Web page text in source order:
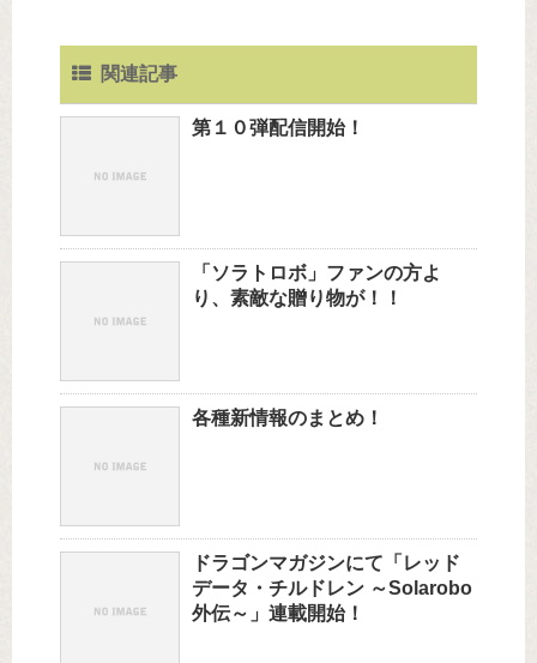
関連記事
第１０弾配信開始！
「ソラトロボ」ファンの方よ
り、素敵な贈り物が！！
各種新情報のまとめ！
ドラゴンマガジンにて「レッド
データ・チルドレン ～Solarobo
外伝～」連載開始！